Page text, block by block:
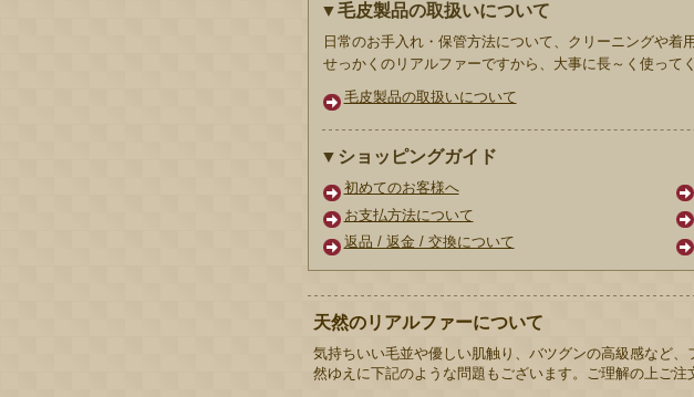
▼毛皮製品の取扱いについて
日常のお手入れ・保管方法について、クリーニングや着
せっかくのリアルファーですから、大事に長～く使ってく
毛皮製品の取扱いについて
▼ショッピングガイド
初めてのお客様へ
お支払方法について
返品 / 返金 / 交換について
天然のリアルファーについて
気持ちいい毛並や優しい肌触り、バツグンの高級感など
然ゆえに下記のような問題もございます。ご理解の上ご注